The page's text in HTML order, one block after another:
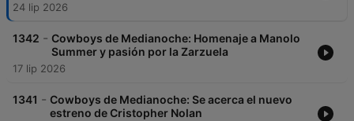
24 lip 2026
1342 - Cowboys de Medianoche: Homenaje a Manolo
Summer y pasión por la Zarzuela
17 lip 2026
1341 - Cowboys de Medianoche: Se acerca el nuevo
estreno de Cristopher Nolan